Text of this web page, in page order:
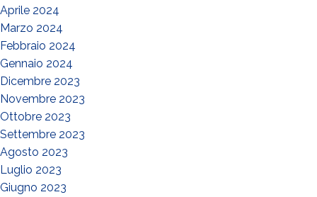
Aprile 2024
Marzo 2024
Febbraio 2024
Gennaio 2024
Dicembre 2023
Novembre 2023
Ottobre 2023
Settembre 2023
Agosto 2023
Luglio 2023
Giugno 2023